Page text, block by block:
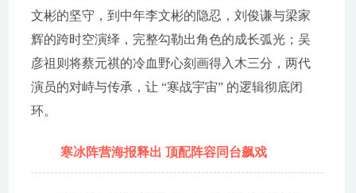
文彬的坚守，到中年李文彬的隐忍，刘俊谦与梁家
辉的跨时空演绎，完整勾勒出角色的成长弧光；吴
彦祖则将蔡元祺的冷血野心刻画得入木三分，两代
演员的对峙与传承，让 “寒战宇宙” 的逻辑彻底闭
环。
寒冰阵营海报释出 顶配阵容同台飙戏